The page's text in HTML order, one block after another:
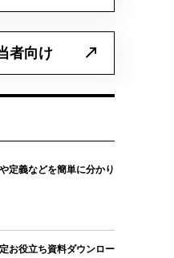
者向け
定義などを簡単に分かり
お役立ち資料ダウンロー